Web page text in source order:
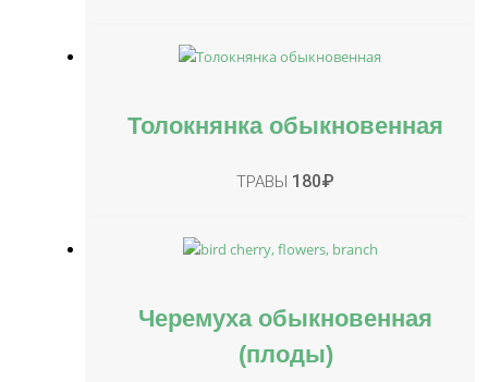
Толокнянка обыкновенная
ТРАВЫ 180₽
Черемуха обыкновенная
(плоды)